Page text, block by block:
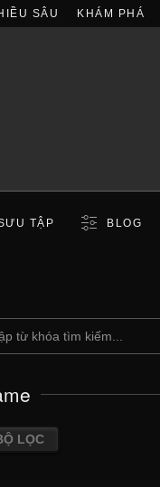
SÂU KHÁM PHÁ
TẬP BLOG
LỌC